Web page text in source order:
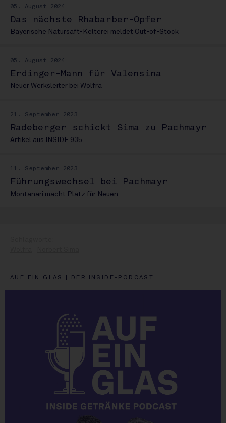
05. August 2024
Das nächste Rhabarber-Opfer
Bayerische Natursaft-Kelterei meldet Out-of-Stock
05. August 2024
Erdinger-Mann für Valensina
Neuer Werksleiter bei Wolfra
21. September 2023
Radeberger schickt Sima zu Pachmayr
Artikel aus INSIDE 935
11. September 2023
Führungswechsel bei Pachmayr
Montanari macht Platz für Neuen
AUF EIN GLAS | DER INSIDE-PODCAST